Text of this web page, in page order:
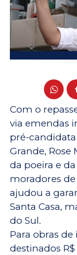
Com o
via emendas
pré-
Grande, Rose
da poeira e
moradores
ajudou a
Santa Casa,
do Sul.
Para obras
destinados R$